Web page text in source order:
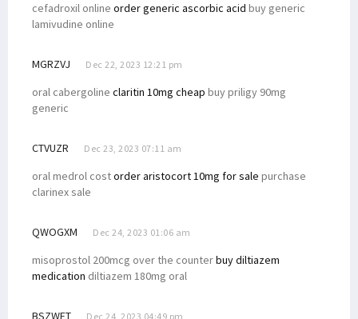
cefadroxil online order generic ascorbic acid buy generic
lamivudine online
MGRZVJ Dec 22, 2023 12:21 pm
oral cabergoline claritin 10mg cheap buy priligy 90mg
generic
CTVUZR Dec 23, 2023 07:11 am
oral medrol costorder aristocort 10mg for sale purchase
clarinex sale
QWOGXM Dec 24, 2023 01:06 am
misoprostol 200mcg over the counterbuy diltiazem
medication diltiazem 180mg oral
BSZWFT Dec 24, 2023 04:49 pm